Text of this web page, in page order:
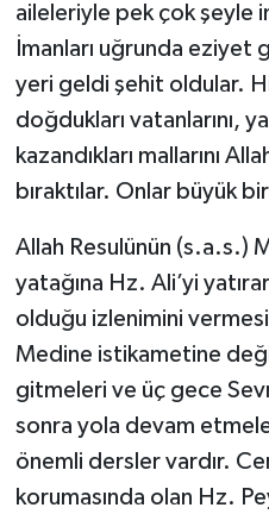
aileleriyle pek çok şeyle
İmanları uğrunda eziyet
yeri geldi şehit oldular.
doğdukları vatanlarını,
kazandıkları mallarını
bıraktılar. Onlar büyük
Allah Resulünün (s.a.s.)
yatağına Hz. Ali’yi
olduğu izlenimini
Medine istikametine
gitmeleri ve üç gece
sonra yola devam
önemli dersler vardır.
korumasında olan Hz.